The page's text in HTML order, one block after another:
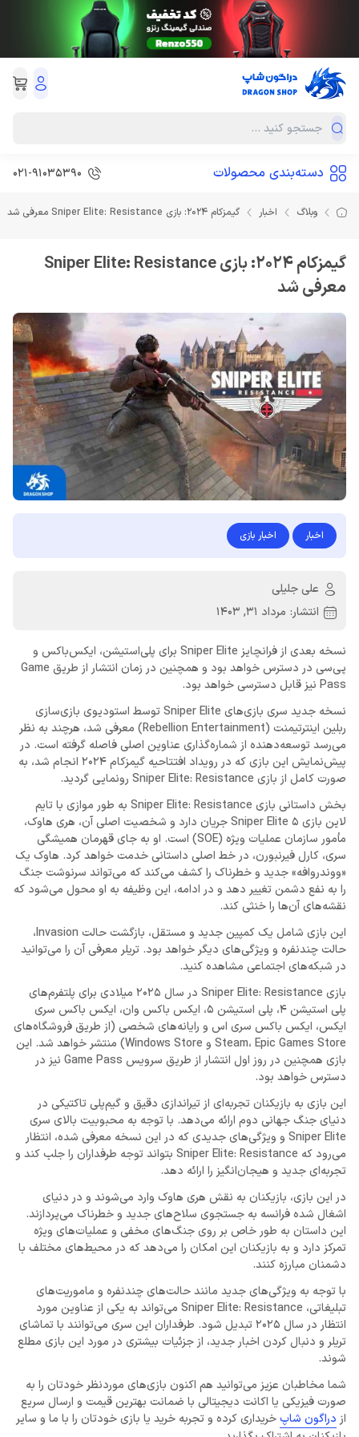
دسته‌بندی محصولات 021-91035390
وبلاگ اخبار گیمزکام 2024: بازی Sniper Elite: Resistance معرفی شد
گیمزکام 2024: بازی Sniper Elite: Resistance
معرفی شد
اخبار اخبار بازی
علی جلیلی
انتشار: مرداد 31, 1403
نسخه بعدی از فرانچایز Sniper Elite برای پلی‌استیشن، ایکس‌باکس و
پی‌سی در دسترس خواهد بود و همچنین در زمان انتشار از طریق Game
Pass نیز قابل دسترسی خواهد بود.
نسخه جدید سری بازی‌های Sniper Elite توسط استودیوی بازی‌سازی
ربلین اینترتیمنت (Rebellion Entertainment) معرفی شد، هرچند به نظر
می‌رسد توسعه‌دهنده از شماره‌گذاری عناوین اصلی فاصله گرفته است. در
پیش‌نمایش این بازی که در رویداد افتتاحیه گیمزکام 2024 انجام شد، به
صورت کامل از بازی Sniper Elite: Resistance رونمایی گردید.
بخش داستانی بازی Sniper Elite: Resistance به طور موازی با تایم
لاین بازی Sniper Elite 5 جریان دارد و شخصیت اصلی آن، هری هاوک،
مأمور سازمان عملیات ویژه (SOE) است. او به جای قهرمان همیشگی
سری، کارل فیرنبورن، در خط اصلی داستانی خدمت خواهد کرد. هاوک یک
«ووندروافه» جدید و خطرناک را کشف می‌کند که می‌تواند سرنوشت جنگ
را به نفع دشمن تغییر دهد و در ادامه، این وظیفه به او محول می‌شود که
نقشه‌های آن‌ها را خنثی کند.
این بازی شامل یک کمپین جدید و مستقل، بازگشت حالت Invasion،
حالت چندنفره و ویژگی‌های دیگر خواهد بود. تریلر معرفی آن را می‌توانید
در شبکه‌های اجتماعی مشاهده کنید.
بازی Sniper Elite: Resistance در سال 2025 میلادی برای پلتفرم‌های
پلی استیشن 4، پلی استیشن 5، ایکس باکس وان، ایکس باکس سری
ایکس، ایکس باکس سری اس و رایانه‌های شخصی (از طریق فروشگاه‌های
Steam، Epic Games Store و Windows Store) منتشر خواهد شد. این
بازی همچنین در روز اول انتشار از طریق سرویس Game Pass نیز در
دسترس خواهد بود.
این بازی به بازیکنان تجربه‌ای از تیراندازی دقیق و گیم‌پلی تاکتیکی در
دنیای جنگ جهانی دوم ارائه می‌دهد. با توجه به محبوبیت بالای سری
Sniper Elite و ویژگی‌های جدیدی که در این نسخه معرفی شده، انتظار
می‌رود که Sniper Elite: Resistance بتواند توجه طرفداران را جلب کند و
تجربه‌ای جدید و هیجان‌انگیز را ارائه دهد.
در این بازی، بازیکنان به نقش هری هاوک وارد می‌شوند و در دنیای
اشغال‌ شده فرانسه به جستجوی سلاح‌های جدید و خطرناک می‌پردازند.
این داستان به طور خاص بر روی جنگ‌های مخفی و عملیات‌های ویژه
تمرکز دارد و به بازیکنان این امکان را می‌دهد که در محیط‌های مختلف با
دشمنان مبارزه کنند.
با توجه به ویژگی‌های جدید مانند حالت‌های چندنفره و ماموریت‌های
تبلیغاتی، Sniper Elite: Resistance می‌تواند به یکی از عناوین مورد
انتظار در سال 2025 تبدیل شود. طرفداران این سری می‌توانند با تماشای
تریلر و دنبال کردن اخبار جدید، از جزئیات بیشتری در مورد این بازی مطلع
شوند.
شما مخاطبان عزیز می‌توانید هم اکنون بازی‌های موردنظر خودتان را به
صورت فیزیکی یا اکانت دیجیتالی با ضمانت بهترین قیمت و ارسال سریع
ازدراگون شاپخریداری کرده و تجربه خرید یا بازی خودتان را با ما و سایر